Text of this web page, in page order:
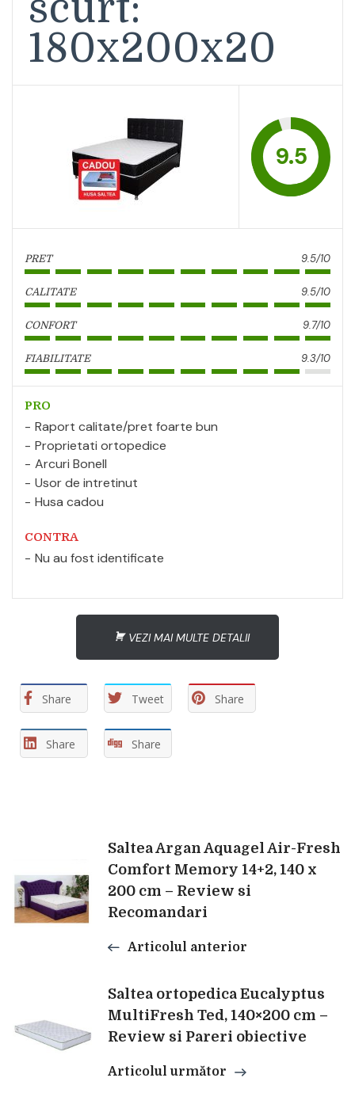
scurt:
180x200x20
9.5
PRET 9.5/10
CALITATE 9.5/10
CONFORT 9.7/10
FIABILITATE 9.3/10
PRO
Raport calitate/pret foarte bun
Proprietati ortopedice
Arcuri Bonell
Usor de intretinut
Husa cadou
CONTRA
Nu au fost identificate
VEZI MAI MULTE DETALII
Share Tweet Share
Share Share
Navigare
în
articole
Saltea Argan Aquagel Air-Fresh
Comfort Memory 14+2, 140 x
200 cm – Review si
Recomandari
Articolul anterior
Saltea ortopedica Eucalyptus
MultiFresh Ted, 140×200 cm –
Review si Pareri obiective
Articolul următor